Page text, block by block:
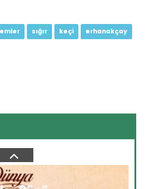
sığır keçi erhanakçay
sağlıklı ve verimi yüksek...